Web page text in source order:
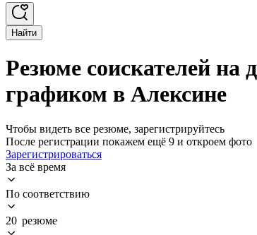
Найти
Резюме соискателей на
графиком в Алексине
Чтобы видеть все резюме, зарегистрируйтесь
После регистрации покажем ещё 9 и откроем фото
Зарегистрироваться
За всё время
По соответствию
20 резюме